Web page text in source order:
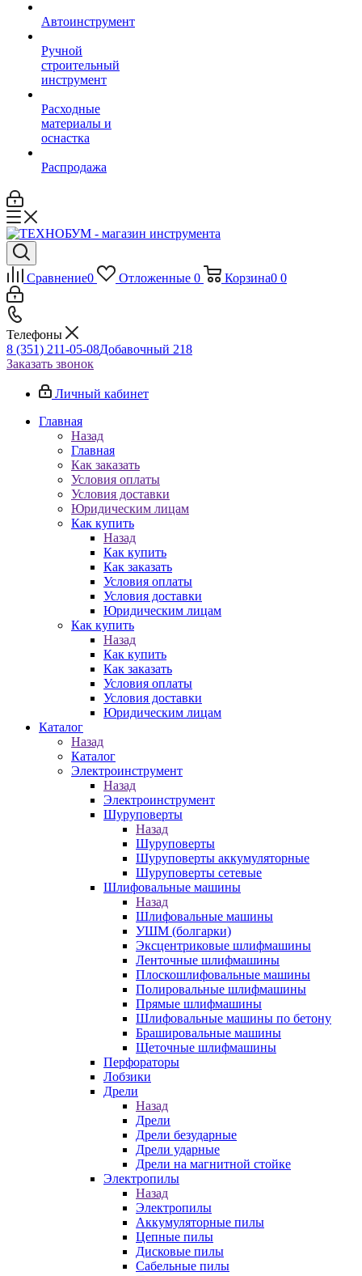
Автоинструмент
Ручной
строительный
инструмент
Расходные
материалы и
оснастка
Распродажа
Сравнение0 Отложенные 0 Корзина0 0
Телефоны
8 (351) 211-05-08Добавочный 218
Заказать звонок
Личный кабинет
Главная
Назад
Главная
Как заказать
Условия оплаты
Условия доставки
Юридическим лицам
Как купить
Назад
Как купить
Как заказать
Условия оплаты
Условия доставки
Юридическим лицам
Как купить
Назад
Как купить
Как заказать
Условия оплаты
Условия доставки
Юридическим лицам
Каталог
Назад
Каталог
Электроинструмент
Назад
Электроинструмент
Шуруповерты
Назад
Шуруповерты
Шуруповерты аккумуляторные
Шуруповерты сетевые
Шлифовальные машины
Назад
Шлифовальные машины
УШМ (болгарки)
Эксцентриковые шлифмашины
Ленточные шлифмашины
Плоскошлифовальные машины
Полировальные шлифмашины
Прямые шлифмашины
Шлифовальные машины по бетону
Брашировальные машины
Щеточные шлифмашины
Перфораторы
Лобзики
Дрели
Назад
Дрели
Дрели безударные
Дрели ударные
Дрели на магнитной стойке
Электропилы
Назад
Электропилы
Аккумуляторные пилы
Цепные пилы
Дисковые пилы
Сабельные пилы